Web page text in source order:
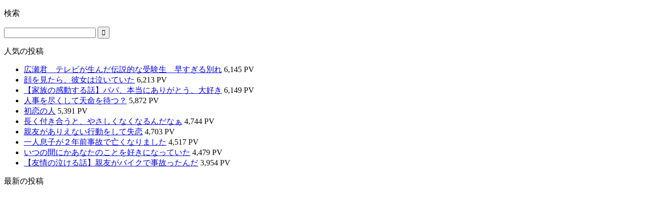
検索
人気の投稿
広瀬君 テレビが生んだ伝説的な受験生 早すぎる別れ 6,145 PV
顔を見たら、彼女は泣いていた 6,213 PV
【家族の感動する話】パパ、本当にありがとう、大好き 6,149 PV
人事を尽くして天命を待つ？ 5,872 PV
初恋の人 5,391 PV
長く付き合うと、やさしくなくなるんだなぁ 4,744 PV
親友がありえない行動をして失恋 4,703 PV
一人息子が２年前事故で亡くなりました 4,517 PV
いつの間にかあなたのことを好きになっていた 4,479 PV
【友情の泣ける話】親友がバイクで事故ったんだ 3,954 PV
最新の投稿